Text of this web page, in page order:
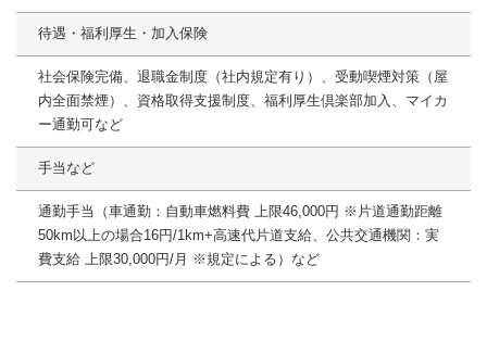
待遇・福利厚生・加入保険
社会保険完備、退職金制度（社内規定有り）、受動喫煙対策（屋
内全面禁煙）、資格取得支援制度、福利厚生倶楽部加入、マイカ
ー通勤可など
手当など
通勤手当（車通勤：自動車燃料費 上限46,000円 ※片道通勤距離
50km以上の場合16円/1km+高速代片道支給、公共交通機関：実
費支給 上限30,000円/月 ※規定による）など